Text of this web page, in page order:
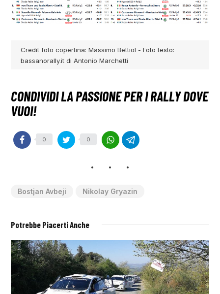
Credit foto copertina: Massimo Bettiol - Foto testo:
bassanorally.it di Antonio Marchetti
0 0
Bostjan Avbeji Nikolay Gryazin
Potrebbe Piacerti Anche